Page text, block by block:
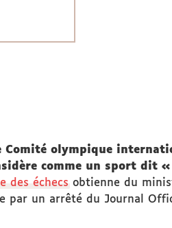
Comité olympique
comme un sport dit
des échecs obtienne du
par un arrêté du Journal